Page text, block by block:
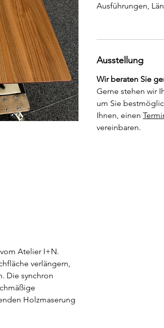
Atelier I+N.
verlängern,
Die synchron
Holzmaserung
Ausführungen,
Ausstellung
Wir beraten Sie
Gerne stehen wir
um Sie
Ihnen, einen
vereinbaren.